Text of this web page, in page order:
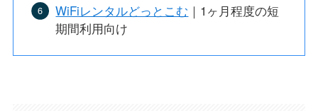
WiFiレンタルどっとこむ ｜1ヶ月程度の短
期間利用向け